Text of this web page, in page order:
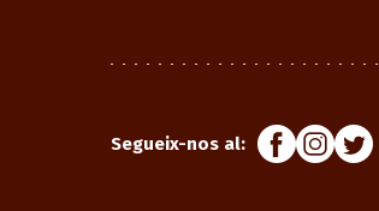
Segueix-nos al: